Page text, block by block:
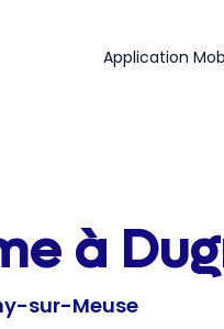
Application
à
sur-Meuse